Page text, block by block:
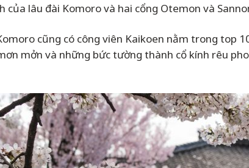
của lâu đài Komoro và hai cổng Otemon và
cũng có công viên Kaikoen nằm trong top
mởn và những bức tường thành cổ kính rêu